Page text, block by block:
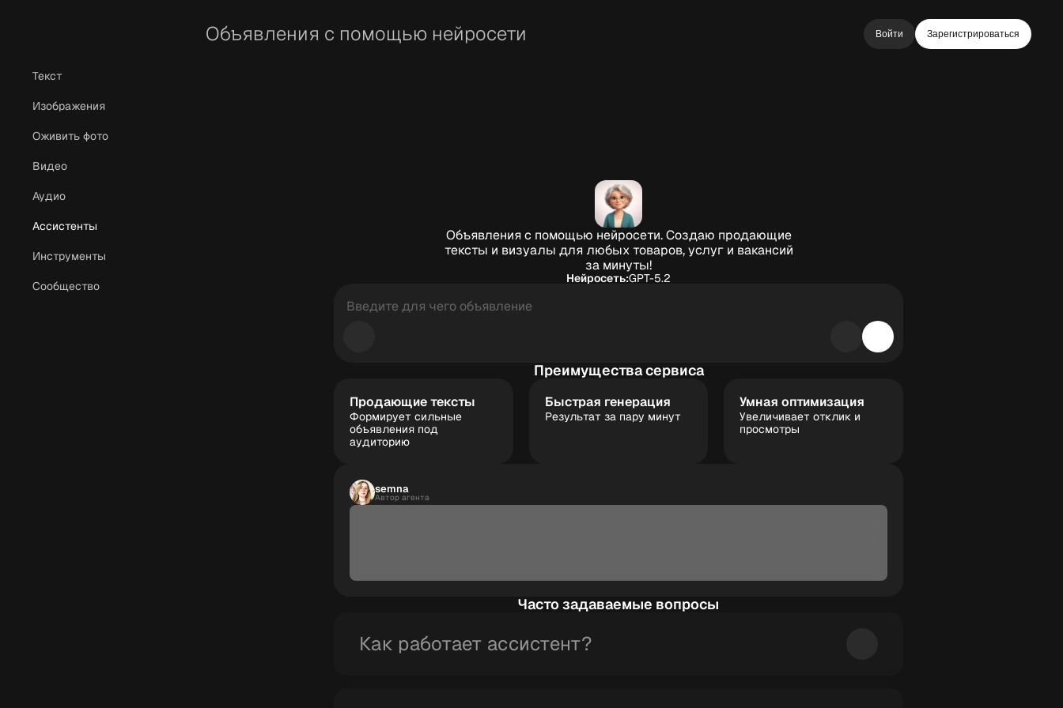
Текст
Изображения
Оживить фото
Видео
Аудио
Ассистенты
Инструменты
Сообщество
Объявления с помощью нейросети Войти Зарегистрироваться
Объявления с помощью нейросети. Создаю продающие
тексты и визуалы для любых товаров, услуг и вакансий
за минуты!
Нейросеть:GPT-5.2
Преимущества сервиса
Продающие тексты
Формирует сильные
объявления под
аудиторию
Быстрая генерация
Результат за пару минут
Умная оптимизация
Увеличивает отклик и
просмотры
semna
Автор агента
Часто задаваемые вопросы
Как работает ассистент?